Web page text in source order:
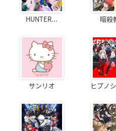
HUNTER... 暗殺
サンリオ ヒプノ